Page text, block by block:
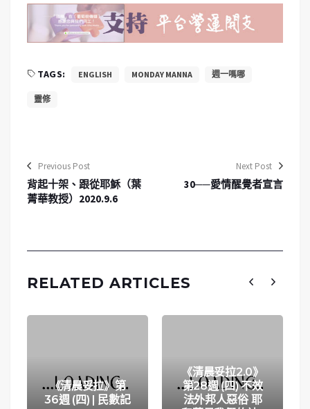
TAGS: ENGLISH MONDAY MANNA 週一嗎哪
靈修
Previous Post
背起十架、跟從耶穌（葉
菁華教授）2020.9.6
Next Post
30──愛情醒覺者宣言
RELATED ARTICLES
《清晨妥拉》第
36週 (四) | 民數記
《清晨妥拉2.0》
第28週 (四) 不效
法外邦人惡俗 耶